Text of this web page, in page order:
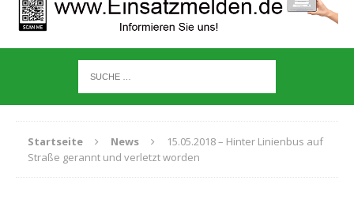
Startseite News
15.05.2018 – Hinter Linienbus auf
Straße gerannt und verletzt worden